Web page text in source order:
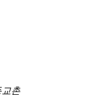
교촌